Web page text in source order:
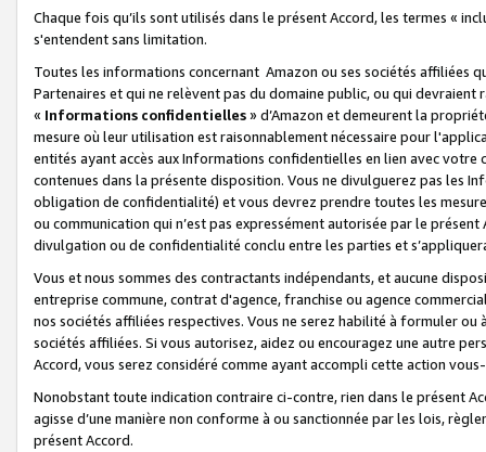
Chaque fois qu’ils sont utilisés dans le présent Accord, les termes «
s'entendent sans limitation.
Toutes les informations concernant Amazon ou ses sociétés affiliées
Partenaires et qui ne relèvent pas du domaine public, ou qui
« Informations confidentielles» d’Amazon et demeurent la
mesure où leur utilisation est raisonnablement nécessaire pour
entités ayant accès aux Informations confidentielles en lien avec
contenues dans la présente disposition. Vous ne divulguerez pas les
obligation de confidentialité) et vous devrez prendre toutes les
ou communication qui n’est pas expressément autorisée par le
divulgation ou de confidentialité conclu entre les parties et
Vous et nous sommes des contractants indépendants, et aucune
entreprise commune, contrat d'agence, franchise ou agence
nos sociétés affiliées respectives. Vous ne serez habilité à formuler
sociétés affiliées. Si vous autorisez, aidez ou encouragez une autre
Accord, vous serez considéré comme ayant accompli cette action
Nonobstant toute indication contraire ci-contre, rien dans le présent
agisse d’une manière non conforme à ou sanctionnée par les lois,
présent Accord.